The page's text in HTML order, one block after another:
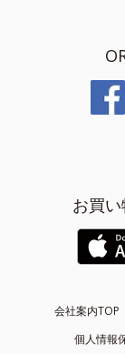
お買
会社案内TOP
個人情報